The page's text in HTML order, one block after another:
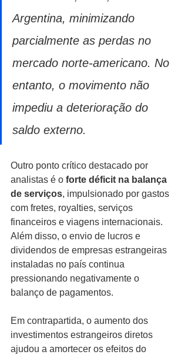
Argentina, minimizando
parcialmente as perdas no
mercado norte-americano. No
entanto, o movimento não
impediu a deterioração do
saldo externo.
Outro ponto crítico destacado por
analistas é o forte déficit na balança
de serviços, impulsionado por gastos
com fretes, royalties, serviços
financeiros e viagens internacionais.
Além disso, o envio de lucros e
dividendos de empresas estrangeiras
instaladas no país continua
pressionando negativamente o
balanço de pagamentos.
Em contrapartida, o aumento dos
investimentos estrangeiros diretos
ajudou a amortecer os efeitos do